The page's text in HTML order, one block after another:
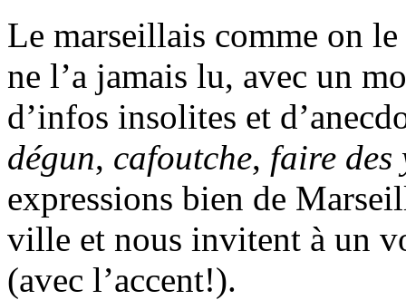
Le marseillais comme on
ne l’a jamais lu, avec un
d’infos insolites et
dégun, cafoutche, faire
expressions bien de
ville et nous invitent à un
(avec l’accent!).